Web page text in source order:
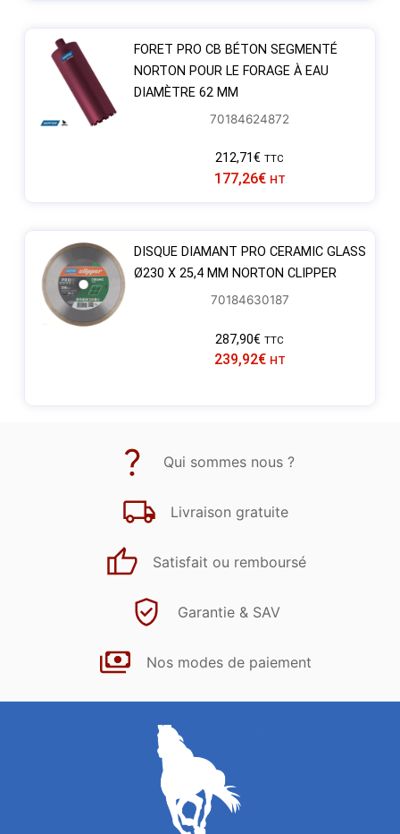
FORET PRO CB BÉTON SEGMENTÉ
NORTON POUR LE FORAGE À EAU
DIAMÈTRE 62 MM
70184624872
212,71€ TTC
177,26€ HT
DISQUE DIAMANT PRO CERAMIC GLASS
Ø230 X 25,4 MM NORTON CLIPPER
70184630187
287,90€ TTC
239,92€ HT
Qui sommes nous ?
Livraison gratuite
Satisfait ou remboursé
Garantie & SAV
Nos modes de paiement